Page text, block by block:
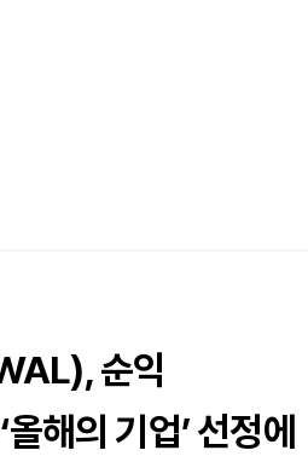
순익
해의 기업’ 선정에